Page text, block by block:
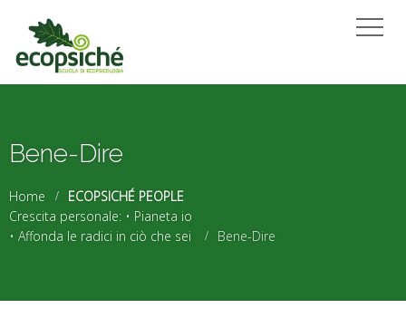
Bene-Dire
Home
ECOPSICHÉ PEOPLE
Crescita personale: • Pianeta io
• Affonda le radici in ciò che sei
Bene-Dire